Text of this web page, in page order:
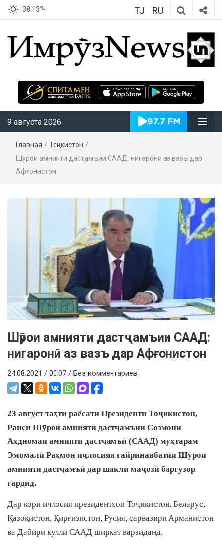
38.13℃ TJ RU
ИмрӯзNews
9 августа 2026
Главная / Тоҷикистон /
Шӯрои амнияти дастҷамъии СААД: нигаронӣ аз вазъ дар
Афғонистон
Шӯрои амнияти дастҷамъии СААД:
нигаронӣ аз вазъ дар Афғонистон
24.08.2021 / 03:07 / Без комментариев
23 август таҳти раёсати Президенти Тоҷикистон,
Раиси Шӯрои амнияти дастҷамъии Созмони
Аҳдномаи амнияти дастҷамъӣ (СААД) муҳтарам
Эмомалӣ Раҳмон иҷлосияи ғайринавбатии Шӯрои
амнияти дастҷамъӣ дар шакли маҷозӣ баргузор
гардид.
Дар кори иҷлосия президентҳои Тоҷикистон, Беларус,
Қазоқистон, Қирғизистон, Русия, сарвазири Арманистон
ва Дабири кулли СААД ширкат варзиданд.